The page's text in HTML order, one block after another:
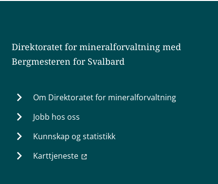
Direktoratet for mineralforvaltning med
Bergmesteren for Svalbard
Om Direktoratet for mineralforvaltning
Jobb hos oss
Kunnskap og statistikk
Karttjeneste